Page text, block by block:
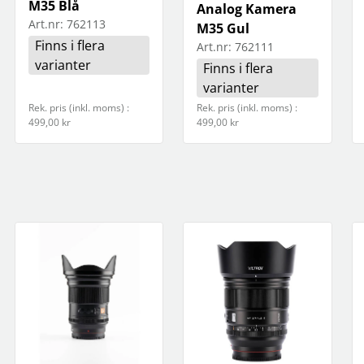
M35 Blå
Art.nr: 762113
Finns i flera
varianter
Rek. pris (inkl. moms) :
499,00 kr
Analog Kamera
M35 Gul
Art.nr: 762111
Finns i flera
varianter
Rek. pris (inkl. moms) :
499,00 kr